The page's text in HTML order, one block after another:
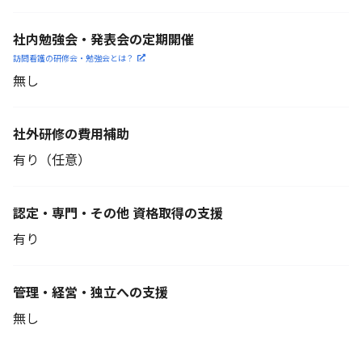
社内勉強会・発表会の定期開催
訪問看護の研修会・勉強会とは？
無し
社外研修の費用補助
有り（任意）
認定・専門・その他 資格取得の支援
有り
管理・経営・独立への支援
無し